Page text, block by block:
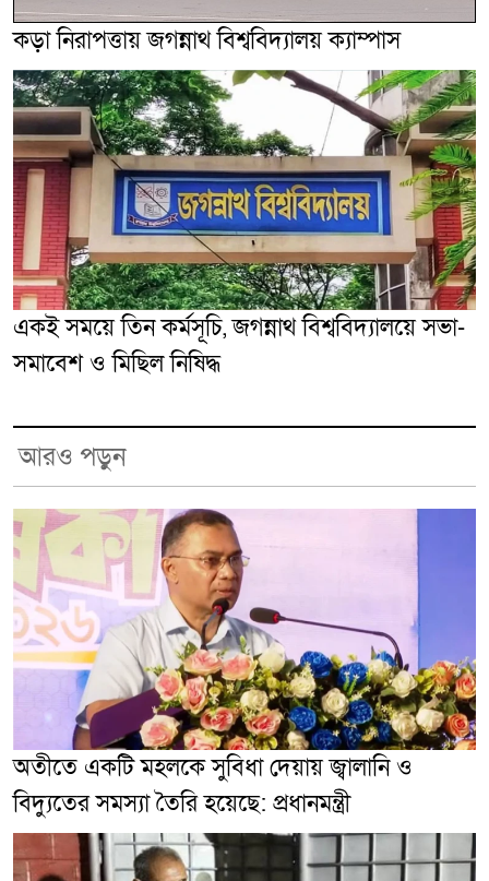
কড়া নিরাপত্তায় জগন্নাথ বিশ্ববিদ্যালয় ক্যাম্পাস
একই সময়ে তিন কর্মসূচি, জগন্নাথ বিশ্ববিদ্যালয়ে সভা-
সমাবেশ ও মিছিল নিষিদ্ধ
আরও পড়ুন
অতীতে একটি মহলকে সুবিধা দেয়ায় জ্বালানি ও
বিদ্যুতের সমস্যা তৈরি হয়েছে: প্রধানমন্ত্রী